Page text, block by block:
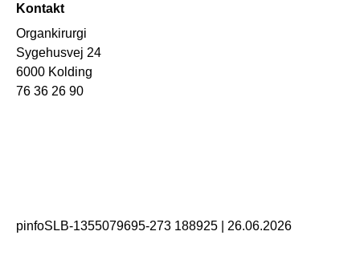
Kontakt
Organkirurgi
Sygehusvej 24
6000 Kolding
76 36 26 90
pinfoSLB-1355079695-273 188925 26.06.2026